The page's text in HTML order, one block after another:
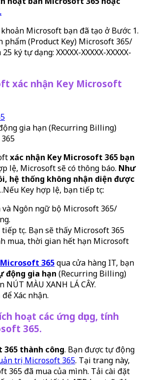
Microsoft bạn đã tạo ở Bước 1.
phẩm (Product Key) Microsoft 365/
ký tự dạng: XXXXX-XXXXX-XXXXX-
xác nhận Key Microsoft
gia hạn (Recurring Billing)
xác nhận Key Microsoft 365 bạn
lệ, Microsoft sẽ có thông báo. Như
hệ thống không nhận diện được
Key hợp lệ, bạn tiếp tục:
và Ngôn ngữ bộ Microsoft 365/
tục. Bạn sẽ thấy Microsoft 365
mua, thời gian hết hạn Microsoft
365qua cửa hàng IT, bạn
động gia hạn (Recurring Billing)
NÚT MÀU XANH LÁ CÂY.
để Xác nhận.
hoạt các ứng dụng, tính
365.
thành công. Bạn được tự động
trị Microsoft 365. Tại trang này,
365 đã mua của mình. Tải cài đặt